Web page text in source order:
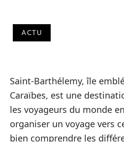
ACTU
Saint-Barthélemy, île
Caraïbes, est une
les voyageurs du monde
organiser un voyage vers
bien comprendre les